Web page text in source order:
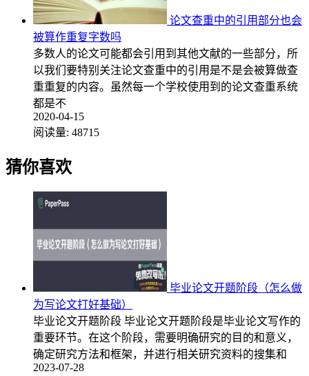
论文查重中的引用部分也会
被算作重复字数吗
多数人的论文可能都会引用到其他文献的一些部分，所
以我们要特别关注论文查重中的引用是不是会被算做查
重重复的内容。虽然每一个学校使用到的论文查重系统
都是不
2020-04-15
阅读量: 48715
猜你喜欢
毕业论文开题阶段（怎么做
为写论文打好基础）
毕业论文开题阶段 毕业论文开题阶段是毕业论文写作的
重要环节。在这个阶段，需要明确研究的目的和意义，
确定研究方法和框架，并进行相关研究资料的搜集和
2023-07-28